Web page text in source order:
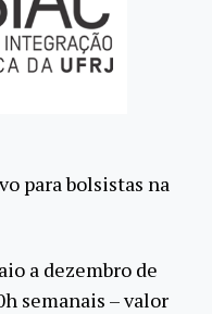
para bolsistas na
a dezembro de
semanais – valor